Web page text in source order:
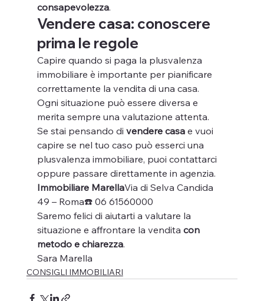
consapevolezza.
Vendere casa: conoscere
prima le regole
Capire quando si paga la plusvalenza
immobiliare è importante per pianificare
correttamente la vendita di una casa.
Ogni situazione può essere diversa e
merita sempre una valutazione attenta.
Se stai pensando di vendere casa e vuoi
capire se nel tuo caso può esserci una
plusvalenza immobiliare, puoi contattarci
oppure passare direttamente in agenzia.
Immobiliare MarellaVia di Selva Candida
49 – Roma☎️ 06 61560000
Saremo felici di aiutarti a valutare la
situazione e affrontare la vendita con
metodo e chiarezza.
Sara Marella
CONSIGLI IMMOBILIARI